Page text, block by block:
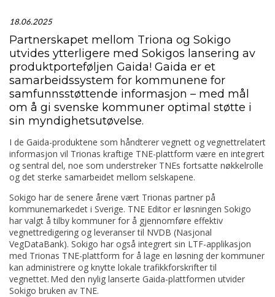
18.06.2025
Partnerskapet mellom Triona og Sokigo
utvides ytterligere med Sokigos lansering av
produktporteføljen Gaida! Gaida er et
samarbeidssystem for kommunene for
samfunnsstøttende informasjon – med mål
om å gi svenske kommuner optimal støtte i
sin myndighetsutøvelse.
I de Gaida-produktene som håndterer vegnett og vegnettrelatert
informasjon vil Trionas kraftige TNE-plattform være en integrert
og sentral del, noe som understreker TNEs fortsatte nøkkelrolle
og det sterke samarbeidet mellom selskapene.
Sokigo har de senere årene vært Trionas partner på
kommunemarkedet i Sverige. TNE Editor er løsningen Sokigo
har valgt å tilby kommuner for å gjennomføre effektiv
vegnettredigering og leveranser til NVDB (Nasjonal
VegDataBank). Sokigo har også integrert sin LTF-applikasjon
med Trionas TNE-plattform for å lage en løsning der kommuner
kan administrere og knytte lokale trafikkforskrifter til
vegnettet. Med den nylig lanserte Gaida-plattformen utvider
Sokigo bruken av TNE.